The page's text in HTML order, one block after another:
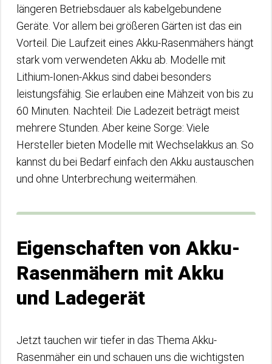
längeren Betriebsdauer als kabelgebundene
Geräte. Vor allem bei größeren Gärten ist das ein
Vorteil. Die Laufzeit eines Akku-Rasenmähers hängt
stark vom verwendeten Akku ab. Modelle mit
Lithium-Ionen-Akkus sind dabei besonders
leistungsfähig. Sie erlauben eine Mähzeit von bis zu
60 Minuten. Nachteil: Die Ladezeit beträgt meist
mehrere Stunden. Aber keine Sorge: Viele
Hersteller bieten Modelle mit Wechselakkus an. So
kannst du bei Bedarf einfach den Akku austauschen
und ohne Unterbrechung weitermähen.
Eigenschaften von Akku-
Rasenmähern mit Akku
und Ladegerät
Jetzt tauchen wir tiefer in das Thema Akku-
Rasenmäher ein und schauen uns die wichtigsten